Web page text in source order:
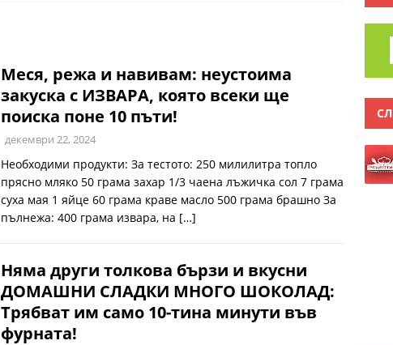
Меся, режа и навивам: неустоима
закуска с ИЗВАРА, която всеки ще
поиска поне 10 пъти!
декември 22, 2024
Необходими продукти: За тестото: 250 милилитра топло
прясно мляко 50 грама захар 1/3 чаена лъжичка сол 7 грама
суха мая 1 яйце 60 грама краве масло 500 грама брашно За
пълнежа: 400 грама извара, на […]
Няма други толкова бързи и вкусни
ДОМАШНИ СЛАДКИ МНОГО ШОКОЛАД:
Трябват им само 10-тина минути във
фурната!